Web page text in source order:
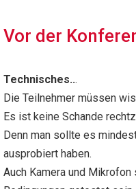
Vor der
Technisches...
Die Teilnehmer müssen
Es ist keine Schande
Denn man sollte es
ausprobiert haben.
Auch Kamera und